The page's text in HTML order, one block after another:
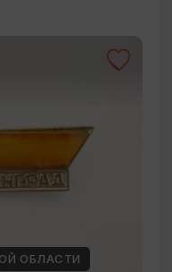
ОБЛАСТИ